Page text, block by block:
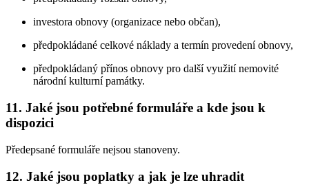
investora obnovy (organizace nebo občan),
předpokládané celkové náklady a termín provedení obnovy,
předpokládaný přínos obnovy pro další využití nemovité
národní kulturní památky.
11. Jaké jsou potřebné formuláře a kde jsou k
dispozici
Předepsané formuláře nejsou stanoveny.
12. Jaké jsou poplatky a jak je lze uhradit